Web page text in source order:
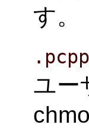
す。
ユー